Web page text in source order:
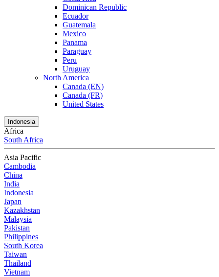
Dominican Republic
Ecuador
Guatemala
Mexico
Panama
Paraguay
Peru
Uruguay
North America
Canada (EN)
Canada (FR)
United States
Indonesia
Africa
South Africa
Asia Pacific
Cambodia
China
India
Indonesia
Japan
Kazakhstan
Malaysia
Pakistan
Philippines
South Korea
Taiwan
Thailand
Vietnam